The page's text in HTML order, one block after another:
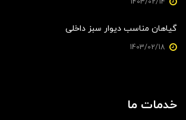
گیاهان مناسب دیوار سبز داخلی
خدمات ما